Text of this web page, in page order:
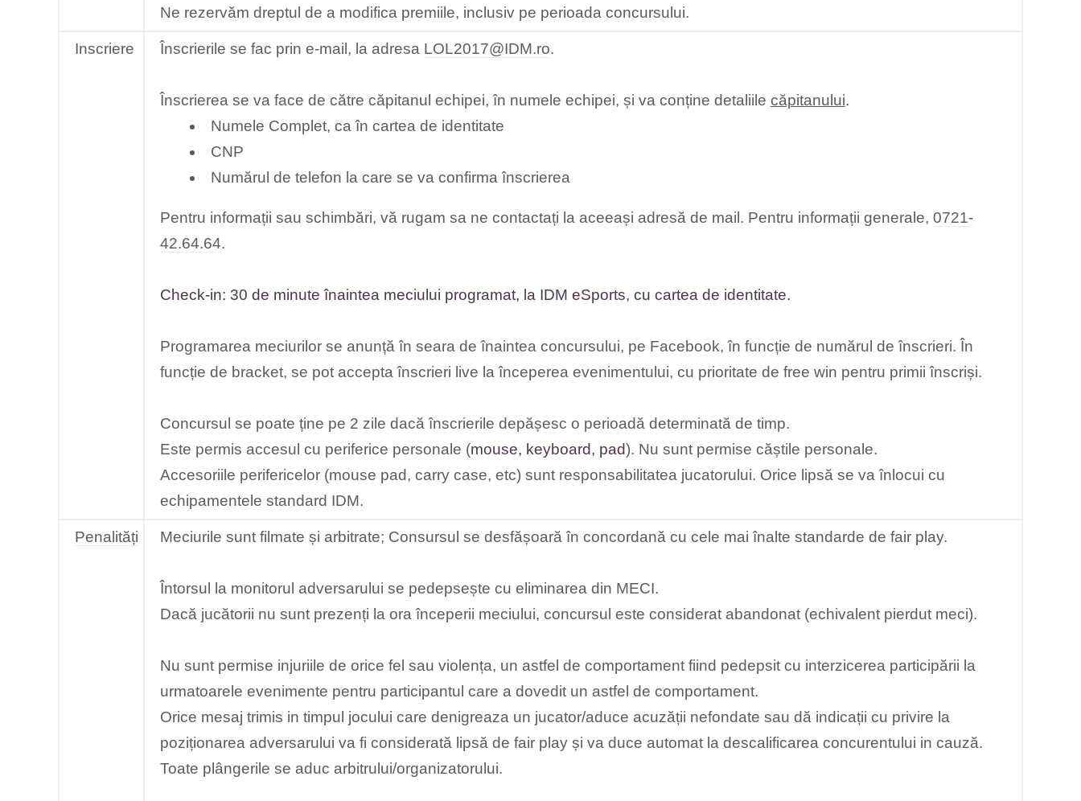
Ne rezervăm dreptul de a modifica premiile, inclusiv pe perioada concursului.
Inscriere Înscrierile se fac prin e-mail, la adresa LOL2017@IDM.ro.
Înscrierea se va face de către căpitanul echipei, în numele echipei, și va conține detaliile căpitanului.
Numele Complet, ca în cartea de identitate
CNP
Numărul de telefon la care se va confirma înscrierea
Pentru informații sau schimbări, vă rugam sa ne contactați la aceeași adresă de mail. Pentru informații generale, 0721-
42.64.64.
Check-in: 30 de minute înaintea meciului programat, la IDM eSports, cu cartea de identitate.
Programarea meciurilor se anunță în seara de înaintea concursului, pe Facebook, în funcție de numărul de înscrieri. În
funcție de bracket, se pot accepta înscrieri live la începerea evenimentului, cu prioritate de free win pentru primii înscriși.
Concursul se poate ține pe 2 zile dacă înscrierile depășesc o perioadă determinată de timp.
Este permis accesul cu periferice personale (mouse, keyboard, pad). Nu sunt permise căștile personale.
Accesoriile perifericelor (mouse pad, carry case, etc) sunt responsabilitatea jucatorului. Orice lipsă se va înlocui cu
echipamentele standard IDM.
Penalități Meciurile sunt filmate și arbitrate; Consursul se desfășoară în concordană cu cele mai înalte standarde de fair play.
Întorsul la monitorul adversarului se pedepsește cu eliminarea din MECI.
Dacă jucătorii nu sunt prezenți la ora începerii meciului, concursul este considerat abandonat (echivalent pierdut meci).
Nu sunt permise injuriile de orice fel sau violența, un astfel de comportament fiind pedepsit cu interzicerea participării la
urmatoarele evenimente pentru participantul care a dovedit un astfel de comportament.
Orice mesaj trimis in timpul jocului care denigreaza un jucator/aduce acuzății nefondate sau dă indicații cu privire la
poziționarea adversarului va fi considerată lipsă de fair play și va duce automat la descalificarea concurentului in cauză.
Toate plângerile se aduc arbitrului/organizatorului.